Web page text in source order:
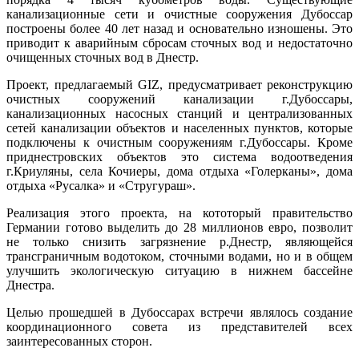
канализационные сети и очистные сооружения Дубоссар
построены более 40 лет назад и основательно изношены. Это
приводит к аварийным сбросам сточных вод и недостаточно
очищенных сточных вод в Днестр.
Проект, предлагаемый GIZ, предусматривает реконструкцию
очистных сооружений канализации г.Дубоссары,
канализационных насосных станций и централизованных
сетей канализации объектов и населенных пунктов, которые
подключены к очистным сооружениям г.Дубоссары. Кроме
приднестровских объектов это система водоотведения
г.Криуляны, села Кочиеры, дома отдыха «Голерканы», дома
отдыха «Русалка» и «Стругураш».
Реализация этого проекта, на кототорый правительство
Германии готово выделить до 28 миллионов евро, позволит
не только снизить загрязнение р.Днестр, являющейся
трансграничным водотоком, сточными водами, но и в общем
улучшить экологическую ситуацию в нижнем бассейне
Днестра.
Целью прошедшей в Дубоссарах встречи являлось создание
координационного совета из представителей всех
заинтересованных сторон.